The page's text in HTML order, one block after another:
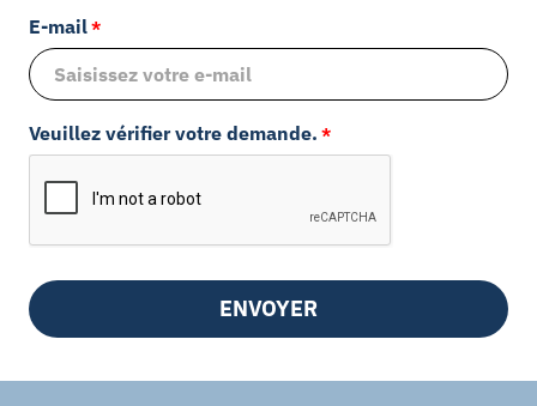
E-mail*
Veuillez vérifier votre demande. *
ENVOYER